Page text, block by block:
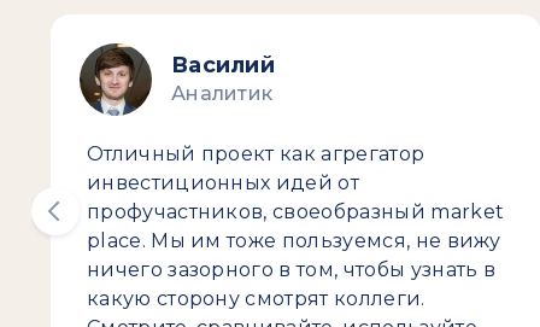
Василий
Аналитик
Отличный проект как агрегатор
инвестиционных идей от
профучастников, своеобразный market
place. Мы им тоже пользуемся, не вижу
ничего зазорного в том, чтобы узнать в
какую сторону смотрят коллеги.